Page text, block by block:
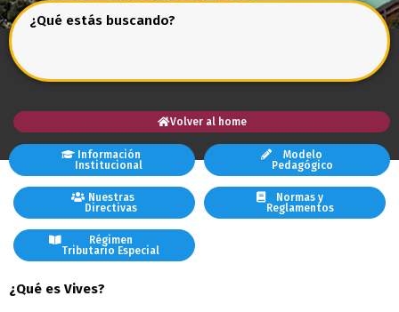
¿Qué estás buscando?
Volver al home
Información
Institucional
Modelo
Pedagógico
Nuestras
Directivas
Normas y
Reglamentos
Régimen
Tributario Especial
¿Qué es Vives?